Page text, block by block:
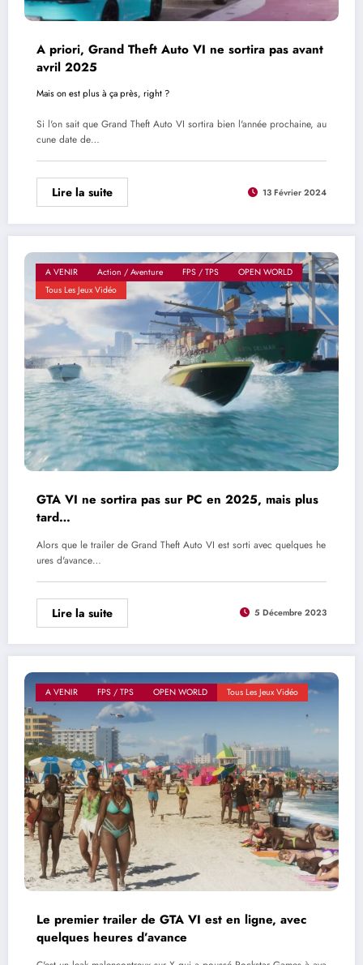
A priori, Grand Theft Auto VI ne sortira pas avant
avril 2025
Mais on est plus à ça près, right ?
Si l'on sait que Grand Theft Auto VI sortira bien l'année prochaine, au
cune date de…
Lire la suite 13 Février 2024
A VENIR Action / Aventure FPS / TPS
OPEN WORLD
Tous Les Jeux Vidéo
GTA VI ne sortira pas sur PC en 2025, mais plus
tard…
Alors que le trailer de Grand Theft Auto VI est sorti avec quelques he
ures d'avance…
Lire la suite 5 Décembre 2023
A VENIR FPS / TPS OPEN WORLD Tous Les Jeux Vidéo
Le premier trailer de GTA VI est en ligne, avec
quelques heures d’avance